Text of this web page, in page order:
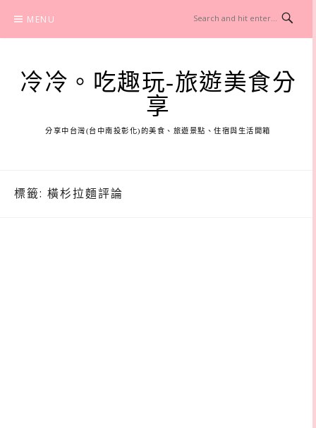
content
MENU
冷冷。吃趣玩-旅遊美食分
享
分享中台灣(台中南投彰化)的美食、旅遊景點、住宿與生活開箱
標籤: 橫杉拉麵評論